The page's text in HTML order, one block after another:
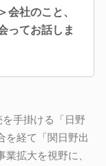
会社のこと、
ってお話しま
手掛ける「日野
を経て「関日野出
拡大を視野に、